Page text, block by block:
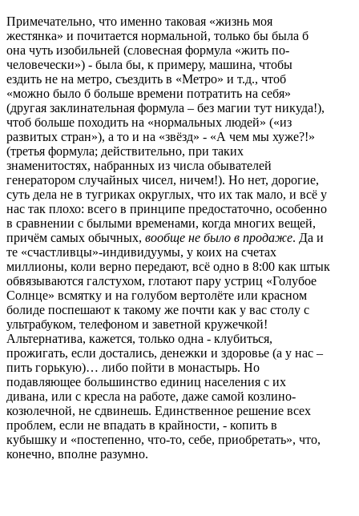
Примечательно, что именно таковая «жизнь моя
жестянка» и почитается нормальной, только бы была б
она чуть изобильней (словесная формула «жить по-
человечески») - была бы, к примеру, машина, чтобы
ездить не на метро, съездить в «Метро» и т.д., чтоб
«можно было б больше времени потратить на себя»
(другая заклинательная формула – без магии тут никуда!),
чтоб больше походить на «нормальных людей» («из
развитых стран»), а то и на «звёзд» - «А чем мы хуже?!»
(третья формула; действительно, при таких
знаменитостях, набранных из числа обывателей
генератором случайных чисел, ничем!). Но нет, дорогие,
суть дела не в тугриках округлых, что их так мало, и всё у
нас так плохо: всего в принципе предостаточно, особенно
в сравнении с былыми временами, когда многих вещей,
причём самых обычных, вообще не было в продаже. Да и
те «счастливцы»-индивидуумы, у коих на счетах
миллионы, коли верно передают, всё одно в 8:00 как штык
обвязываются галстухом, глотают пару устриц «Голубое
Солнце» всмятку и на голубом вертолёте или красном
болиде поспешают к такому же почти как у вас столу с
ультрабуком, телефоном и заветной кружечкой!
Альтернатива, кажется, только одна - клубиться,
прожигать, если достались, денежки и здоровье (а у нас –
пить горькую)… либо пойти в монастырь. Но
подавляющее большинство единиц населения с их
дивана, или с кресла на работе, даже самой козлино-
козюлечной, не сдвинешь. Единственное решение всех
проблем, если не впадать в крайности, - копить в
кубышку и «постепенно, что-то, себе, приобретать», что,
конечно, вполне разумно.